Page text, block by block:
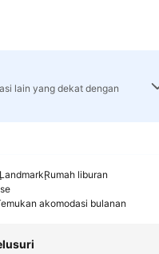
lain yang dekat dengan
LandmarkRumah liburan
akomodasi bulanan